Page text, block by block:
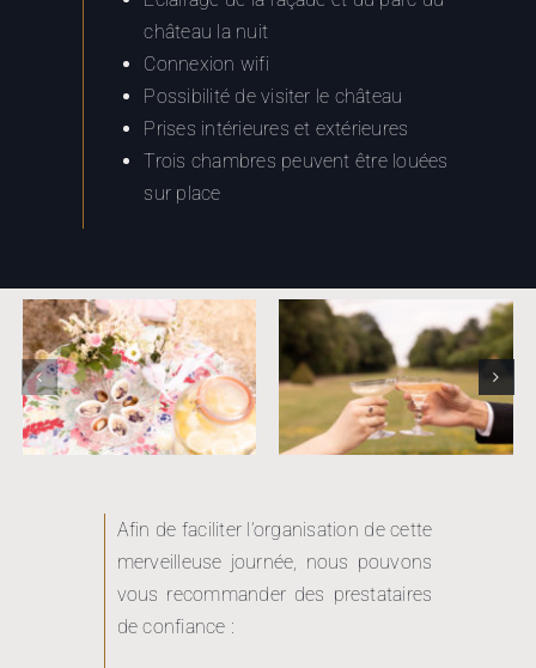
château la nuit
Connexion wifi
Possibilité de visiter le château
Prises intérieures et extérieures
Trois chambres peuvent être louées
sur place
merveilleuse journée, nous pouvons
vous recommander des prestataires
de confiance :